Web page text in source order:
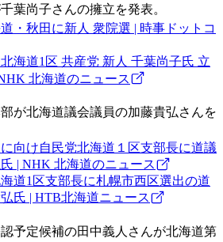
葉尚子さんの擁立を発表。
・秋田に新人 衆院選 | 時事ドットコ
海道1区 共産党 新人 千葉尚子氏 立
北海道のニュース
が北海道議会議員の加藤貴弘さんを
向け自民党北海道１区支部長に道議
| NHK 北海道のニュース
道1区支部長に札幌市西区選出の道
議・加藤貴弘氏 | HTB北海道ニュース
予定候補の田中義人さんが北海道第